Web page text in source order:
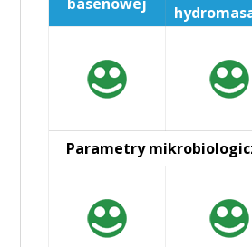
Parametry